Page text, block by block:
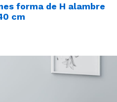
forma de H alambre
cm